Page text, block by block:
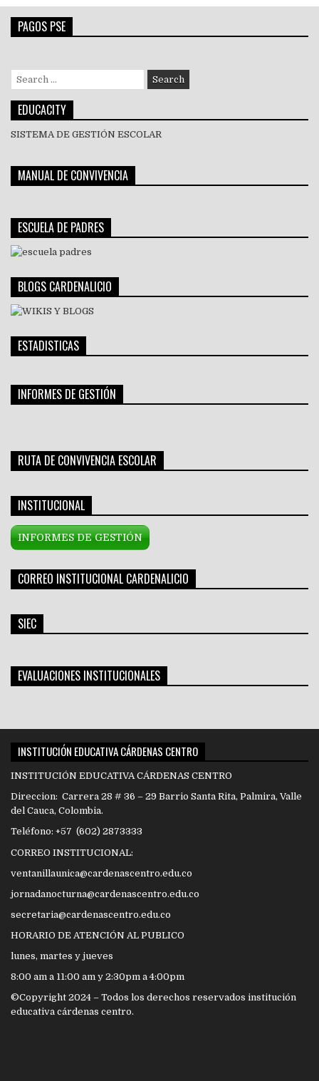
PAGOS PSE
Search
for:
EDUCACITY
SISTEMA DE GESTIÓN ESCOLAR
MANUAL DE CONVIVENCIA
ESCUELA DE PADRES
BLOGS CARDENALICIO
ESTADISTICAS
INFORMES DE GESTIÓN
RUTA DE CONVIVENCIA ESCOLAR
INSTITUCIONAL
INFORMES DE GESTIÓN
CORREO INSTITUCIONAL CARDENALICIO
SIEC
EVALUACIONES INSTITUCIONALES
INSTITUCIÓN EDUCATIVA CÁRDENAS CENTRO
INSTITUCIÓN EDUCATIVA CÁRDENAS CENTRO
Direccion: Carrera 28 # 36 – 29 Barrio Santa Rita, Palmira, Valle
del Cauca, Colombia.
Teléfono: +57 (602) 2873333
CORREO INSTITUCIONAL:
ventanillaunica@cardenascentro.edu.co
jornadanocturna@cardenascentro.edu.co
secretaria@cardenascentro.edu.co
HORARIO DE ATENCIÓN AL PUBLICO
lunes, martes y jueves
8:00 am a 11:00 am y 2:30pm a 4:00pm
©Copyright 2024 – Todos los derechos reservados institución
educativa cárdenas centro.